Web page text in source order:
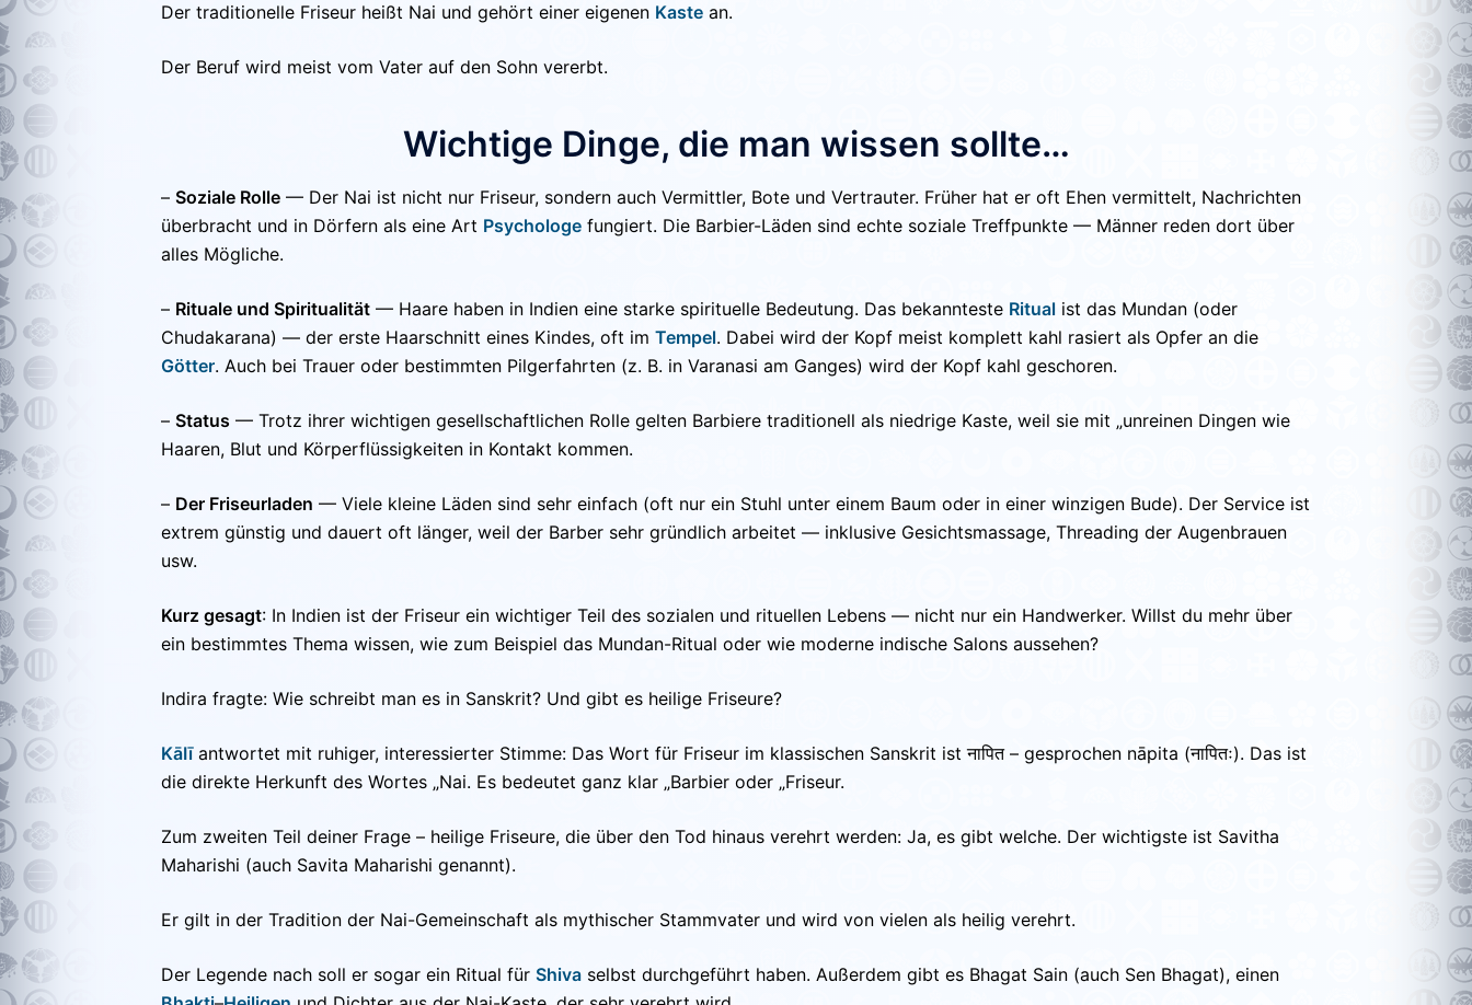
Der traditionelle Friseur heißt Nai und gehört einer eigenen Kaste an.
Der Beruf wird meist vom Vater auf den Sohn vererbt.
Wichtige Dinge, die man wissen sollte…
– Soziale Rolle — Der Nai ist nicht nur Friseur, sondern auch Vermittler, Bote und Vertrauter. Früher hat er oft Ehen vermittelt, Nachrichten
überbracht und in Dörfern als eine Art Psychologe fungiert. Die Barbier-Läden sind echte soziale Treffpunkte — Männer reden dort über
alles Mögliche.
– Rituale und Spiritualität — Haare haben in Indien eine starke spirituelle Bedeutung. Das bekannteste Ritual ist das Mundan (oder
Chudakarana) — der erste Haarschnitt eines Kindes, oft im Tempel. Dabei wird der Kopf meist komplett kahl rasiert als Opfer an die
Götter. Auch bei Trauer oder bestimmten Pilgerfahrten (z. B. in Varanasi am Ganges) wird der Kopf kahl geschoren.
– Status — Trotz ihrer wichtigen gesellschaftlichen Rolle gelten Barbiere traditionell als niedrige Kaste, weil sie mit „unreinen Dingen wie
Haaren, Blut und Körperflüssigkeiten in Kontakt kommen.
– Der Friseurladen — Viele kleine Läden sind sehr einfach (oft nur ein Stuhl unter einem Baum oder in einer winzigen Bude). Der Service ist
extrem günstig und dauert oft länger, weil der Barber sehr gründlich arbeitet — inklusive Gesichtsmassage, Threading der Augenbrauen
usw.
Kurz gesagt: In Indien ist der Friseur ein wichtiger Teil des sozialen und rituellen Lebens — nicht nur ein Handwerker. Willst du mehr über
ein bestimmtes Thema wissen, wie zum Beispiel das Mundan-Ritual oder wie moderne indische Salons aussehen?
Indira fragte: Wie schreibt man es in Sanskrit? Und gibt es heilige Friseure?
KāIīantwortet mit ruhiger, interessierter Stimme: Das Wort für Friseur im klassischen Sanskrit ist नापित – gesprochen nāpita (नापितः). Das ist
die direkte Herkunft des Wortes „Nai. Es bedeutet ganz klar „Barbier oder „Friseur.
Zum zweiten Teil deiner Frage – heilige Friseure, die über den Tod hinaus verehrt werden: Ja, es gibt welche. Der wichtigste ist Savitha
Maharishi (auch Savita Maharishi genannt).
Er gilt in der Tradition der Nai-Gemeinschaft als mythischer Stammvater und wird von vielen als heilig verehrt.
Der Legende nach soll er sogar ein Ritual für Shiva selbst durchgeführt haben. Außerdem gibt es Bhagat Sain (auch Sen Bhagat), einen